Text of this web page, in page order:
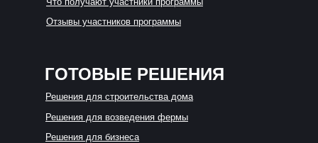
ГОТОВЫЕ РЕШЕНИЯ
Решения для строительства дома
Решения для возведения фермы
Решения для бизнеса
Отзывы участников программы